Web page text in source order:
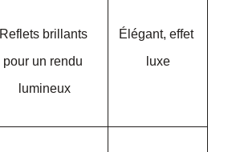
Reflets brillants
pour un rendu
lumineux
Élégant, effet
luxe